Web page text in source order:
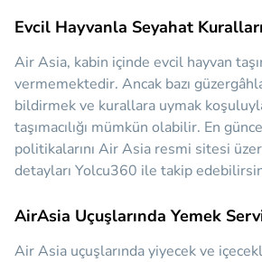
Evcil Hayvanla Seyahat Kuralları
Air Asia, kabin içinde evcil hayvan
vermemektedir. Ancak bazı
bildirmek ve kurallara uymak
taşımacılığı mümkün olabilir. En
politikalarını Air Asia resmi sitesi
detayları Yolcu360 ile takip
AirAsia Uçuşlarında Yemek
Air Asia uçuşlarında yiyecek ve